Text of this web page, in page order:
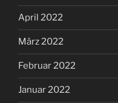
April 2022
März 2022
Februar 2022
Januar 2022